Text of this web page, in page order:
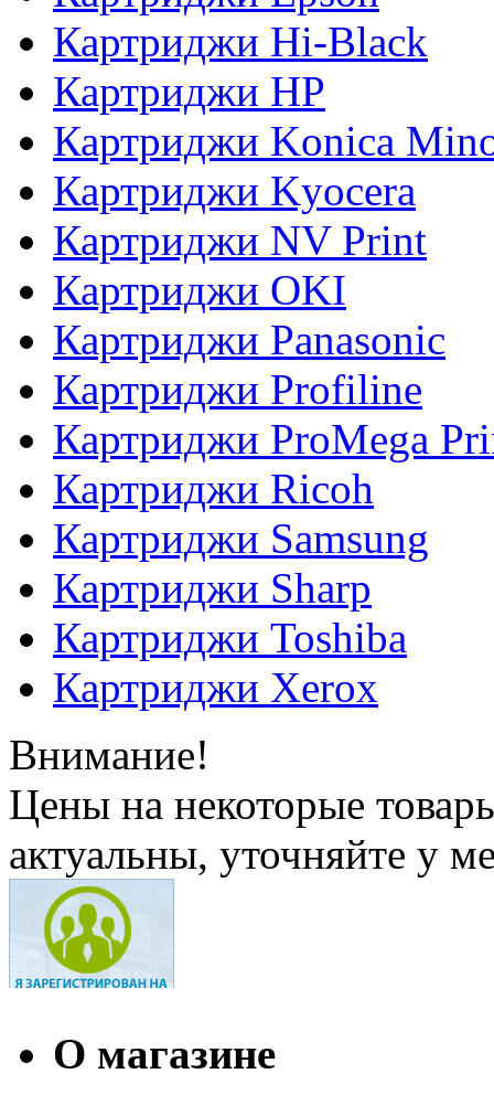
Картриджи Hi-Black
Картриджи HP
Картриджи Konica
Картриджи Kyocera
Картриджи NV Print
Картриджи OKI
Картриджи Panasonic
Картриджи Profiline
Картриджи ProMega
Картриджи Ricoh
Картриджи Samsung
Картриджи Sharp
Картриджи Toshiba
Картриджи Xerox
Внимание!
Цены на некоторые
актуальны, уточняйте у
О магазине